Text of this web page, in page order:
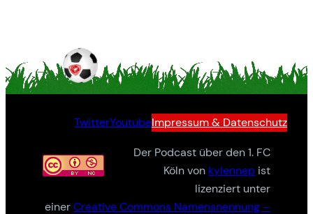
TwitterYoutubeImpressum & Datenschutz
Der Podcast über den 1. FC
Köln von kylennep ist
lizenziert unter
einerCreative Commons Namensnennung –